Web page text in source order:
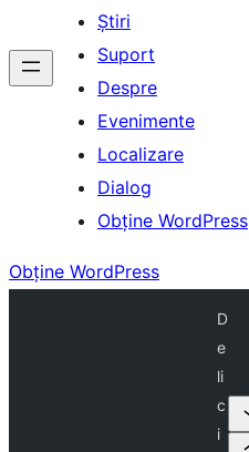
Știri
Suport
Despre
Evenimente
Localizare
Dialog
Obține WordPress
Obține WordPress
D
e
li
c
i